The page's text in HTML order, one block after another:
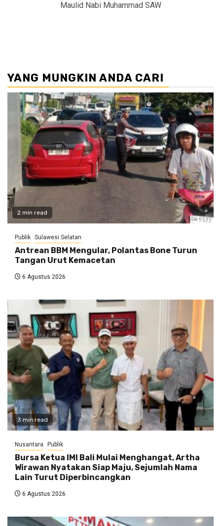
Maulid Nabi Muhammad SAW
YANG MUNGKIN ANDA CARI
2 min read
Publik Sulawesi Selatan
Antrean BBM Mengular, Polantas Bone Turun
Tangan Urut Kemacetan
6 Agustus 2026
3 min read
Nusantara Publik
Bursa Ketua IMI Bali Mulai Menghangat, Artha
Wirawan Nyatakan Siap Maju, Sejumlah Nama
Lain Turut Diperbincangkan
6 Agustus 2026